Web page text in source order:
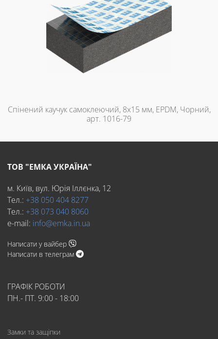
Спінений каучук самоклеючий, 8х15 мм, EPDM, Чорний,
арт. 1016-79
ТОВ "ЕМКА УКРАЇНА"
м. Київ, вул. Юрія Іллєнка, 12
Тел.: +38 050 404 8277
Тел.: +38 073 040 8060
e-mail: info@emka.in.ua
Написати у вайбер
Написати в телеграм
ГРАФІК РОБОТИ
ПН.- ПТ. 9:00 - 18:00
Замки та защіпки